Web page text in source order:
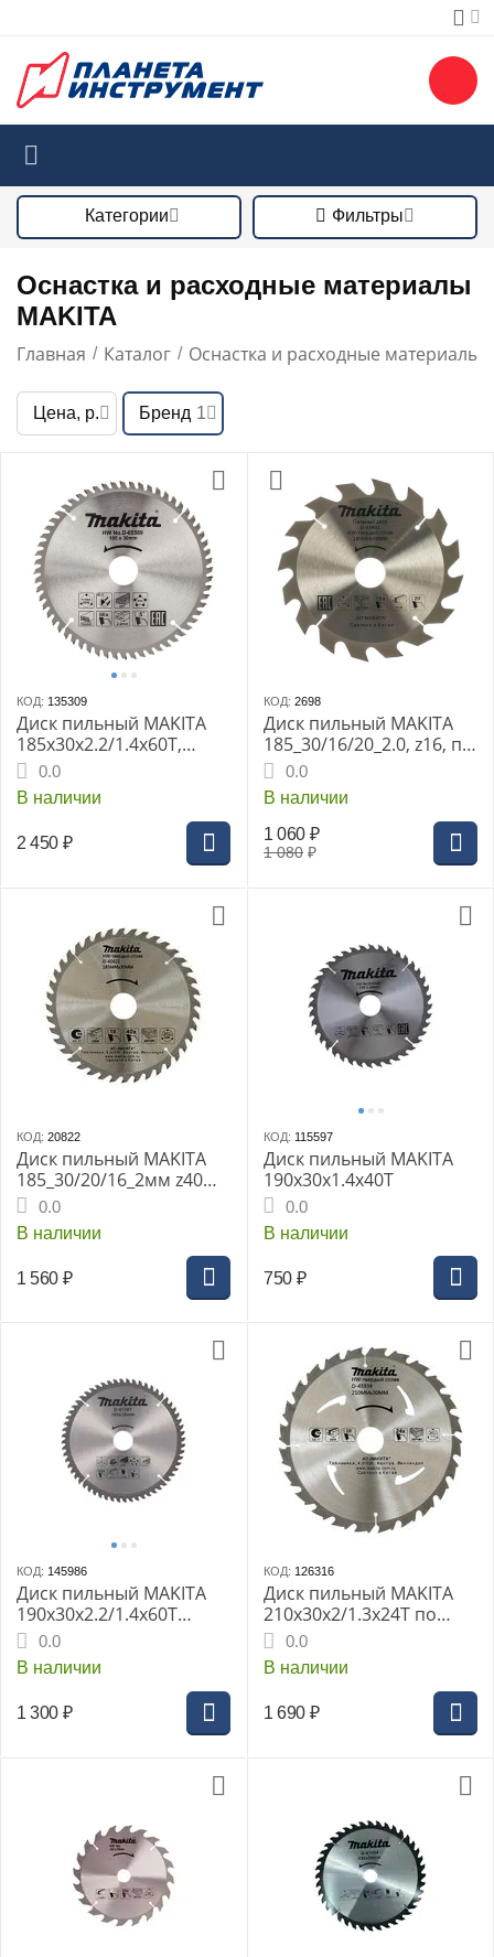
Категории Фильтры
Оснастка и расходные материалы
MAKITA
Главная / Каталог / Оснастка и расходные материалы
Цена, р. Бренд 1
КОД: 135309
Диск пильный MAKITA
185x30x2.2/1.4x60T,
универсальный для
алюминия/дерева/
пластика,
0.0
В наличии
2 450 ₽
КОД: 2698
Диск пильный MAKITA
185_30/16/20_2.0, z16, по
дереву
0.0
В наличии
1 080 ₽
1 060 ₽
КОД: 20822
Диск пильный MAKITA
185_30/20/16_2мм z40
Standart по дереву (D-
45923)
0.0
В наличии
1 560 ₽
КОД: 115597
Диск пильный MAKITA
190x30x1.4x40T
0.0
В наличии
750 ₽
КОД: 145986
Диск пильный MAKITA
190x30x2.2/1.4x60T
универсальный для
алюминия/дерева/
пластика
0.0
В наличии
1 300 ₽
КОД: 126316
Диск пильный MAKITA
210x30x2/1.3x24T по
дереву (D-45939)
0.0
В наличии
1 690 ₽